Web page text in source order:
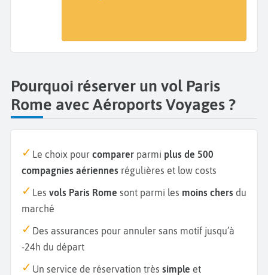
Pourquoi réserver un vol Paris
Rome avec Aéroports Voyages ?
Le choix pour comparer parmi plus de 500
compagnies aériennes régulières et low costs
Les vols Paris Rome sont parmi les moins chers du
marché
Des assurances pour annuler sans motif jusqu’à
-24h du départ
Un service de réservation très simple et